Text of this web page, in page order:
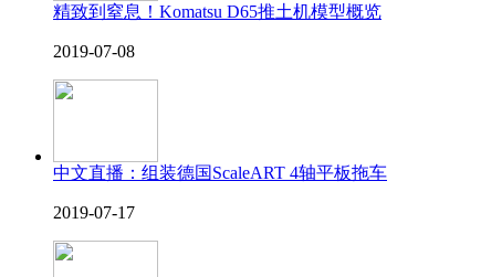
精致到窒息！Komatsu D65推土机模型概览
2019-07-08
中文直播：组装德国ScaleART 4轴平板拖车
2019-07-17